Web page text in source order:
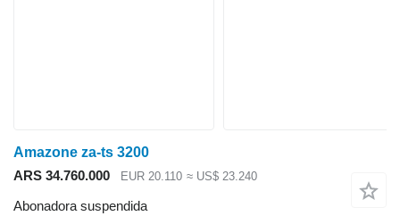
Amazone za-ts 3200
ARS 34.760.000
EUR 20.110 ≈ US$ 23.240
Abonadora suspendida